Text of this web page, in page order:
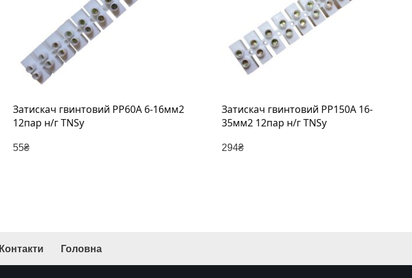
Затискач гвинтовий PP60A 6-16мм2
12пар н/г TNSy
55₴
Затискач гвинтовий PP150A 16-
35мм2 12пар н/г TNSy
294₴
Контакти Головна